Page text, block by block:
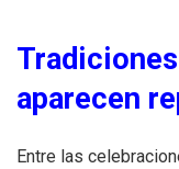
aparecen
Entre las